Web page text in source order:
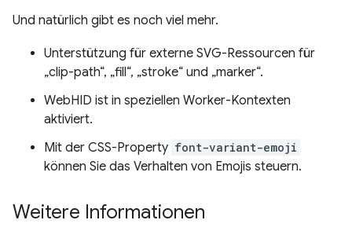
Und natürlich gibt es noch viel mehr.
Unterstützung für externe SVG-Ressourcen für
„clip-path“, „fill“, „stroke“ und „marker“.
WebHID ist in speziellen Worker-Kontexten
aktiviert.
Mit der CSS-Property font-variant-emoji
können Sie das Verhalten von Emojis steuern.
Weitere Informationen